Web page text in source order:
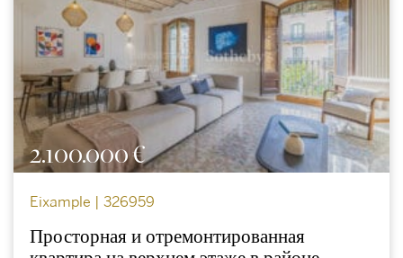
2.100.000 €
Eixample | 326959
Просторная и отремонтированная